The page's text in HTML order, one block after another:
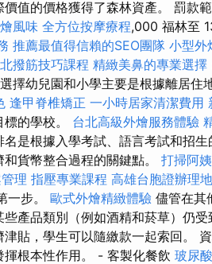
價值的價格獲得了森林資產。 罰款
風味 全方位按摩療程,000 福林至
推薦最值得信賴的SEO團隊 小型外
撥筋技巧課程 精緻美鼻的專業選擇
擇幼兒園和小學主要是根據離居住
逢甲脊椎矯正 一小時居家清潔費用
的學校。 台北高級外燴服務體驗
是根據入學考試、語言考試和招生
貨幣整合過程的關鍵點。 打掃阿
理 指壓專業課程 高雄台胞證辦理
一步。 歐式外燴精緻體驗 儘管在其
產品類別（例如酒精和菸草）仍
貼，學生可以隨繳款一起索回。
根本性作用。 - 客製化餐飲 玻尿